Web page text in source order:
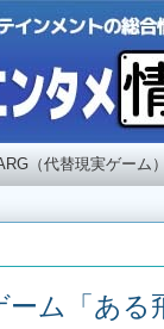
（代替現実ゲーム
ム「ある